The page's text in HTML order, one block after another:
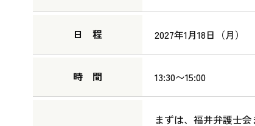
日 程 2027年1月18日（月）
時 間 13:30〜15:00
まずは、福井弁護士